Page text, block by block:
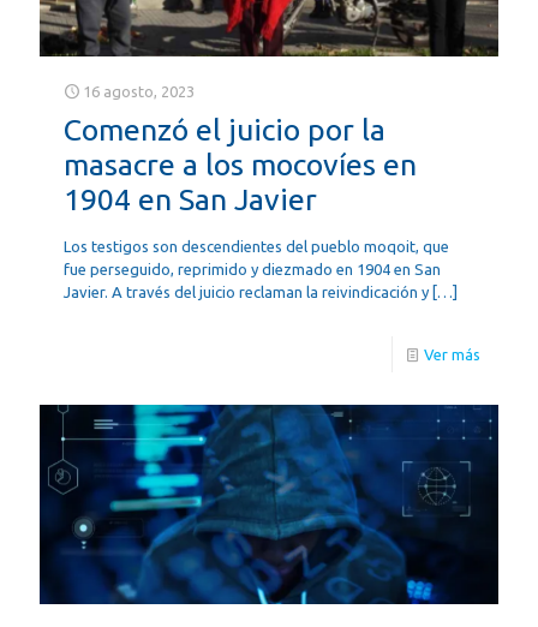
16 agosto, 2023
Comenzó el juicio por la
masacre a los mocovíes en
1904 en San Javier
Los testigos son descendientes del pueblo moqoit, que
fue perseguido, reprimido y diezmado en 1904 en San
Javier. A través del juicio reclaman la reivindicación y […]
Ver más